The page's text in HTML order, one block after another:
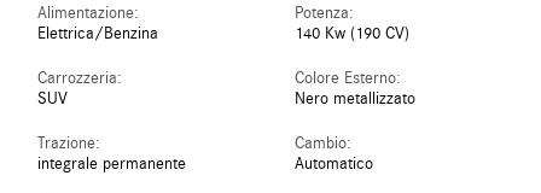
Alimentazione:
Elettrica/Benzina
Potenza:
140 Kw (190 CV)
Carrozzeria:
SUV
Colore Esterno:
Nero metallizzato
Trazione:
integrale permanente
Cambio:
Automatico